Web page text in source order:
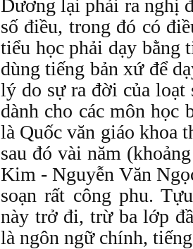
Dương lại phải ra nghị
số điều, trong đó có
tiểu học phải dạy bằng
dùng tiếng bản xứ để
lý do sự ra đời của loạt
dành cho các môn học
là Quốc văn giáo khoa
sau đó vài năm
Kim - Nguyễn Văn
soạn rất công phu.
này trở đi, trừ ba lớp
là ngôn ngữ chính,